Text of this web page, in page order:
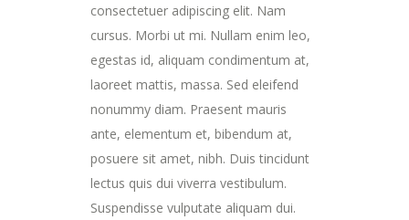
consectetuer adipiscing elit. Nam
cursus. Morbi ut mi. Nullam enim leo,
egestas id, aliquam condimentum at,
laoreet mattis, massa. Sed eleifend
nonummy diam. Praesent mauris
ante, elementum et, bibendum at,
posuere sit amet, nibh. Duis tincidunt
lectus quis dui viverra vestibulum.
Suspendisse vulputate aliquam dui.